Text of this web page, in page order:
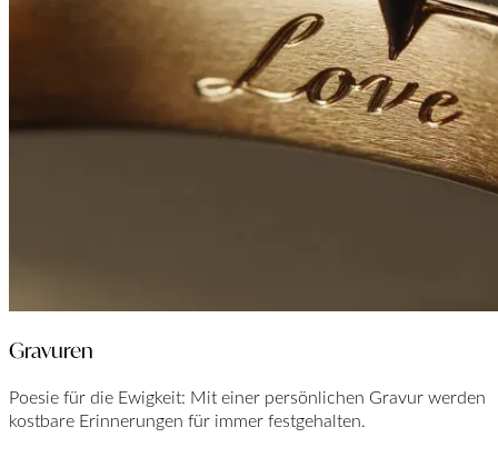
Gravuren
Poesie für die Ewigkeit: Mit einer persönlichen Gravur werden
kostbare Erinnerungen für immer festgehalten.